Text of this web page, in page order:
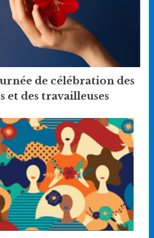
de célébration des
et des travailleuses